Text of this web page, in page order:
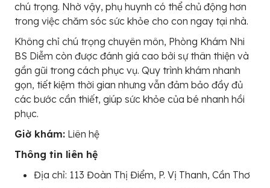
chú trọng. Nhờ vậy, phụ huynh có thể chủ động hơn
trong việc chăm sóc sức khỏe cho con ngay tại nhà.
Không chỉ chú trọng chuyên môn, Phòng Khám Nhi
BS Diễm còn được đánh giá cao bởi sự thân thiện và
gần gũi trong cách phục vụ. Quy trình khám nhanh
gọn, tiết kiệm thời gian nhưng vẫn đảm bảo đầy đủ
các bước cần thiết, giúp sức khỏe của bé nhanh hồi
phục.
Giờ khám: Liên hệ
Thông tin liên hệ
Địa chỉ: 113 Đoàn Thị Điểm, P. Vị Thanh, Cần Thơ